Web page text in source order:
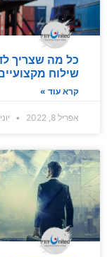
כל מה שצריך
שילוח
קרא עוד »
אפריל 8, 2022 יוני 13, 2026